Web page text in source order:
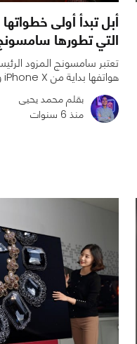
التي تطورها
هواتفها بداية من iPhone X وحتى أحدث هواتفها من عائلة iPhone 11.
بقلم محمد يحيى
منذ 6 سنوات